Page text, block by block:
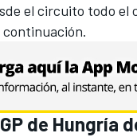
el circuito todo el
continuación.
de Hungría